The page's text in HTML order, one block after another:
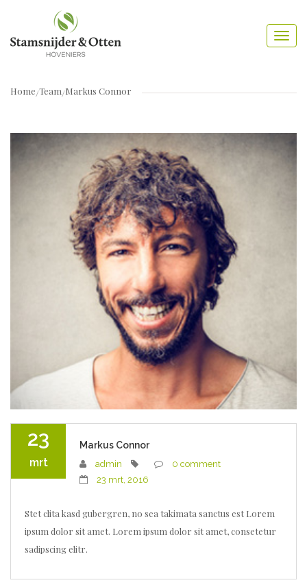
Home Team Markus Connor
23
mrt
Markus Connor
admin
0 comment
23 mrt, 2016
Stet clita kasd gubergren, no sea takimata sanctus est Lorem
ipsum dolor sit amet. Lorem ipsum dolor sit amet, consetetur
sadipscing elitr.